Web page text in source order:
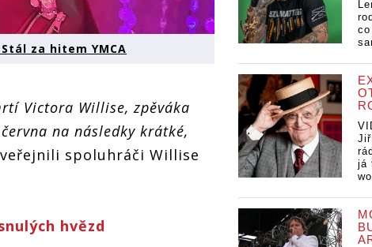
za hitem YMCA
Victora Willise, zpěváka
na následky krátké,
spoluhráči Willise
hvězd
já